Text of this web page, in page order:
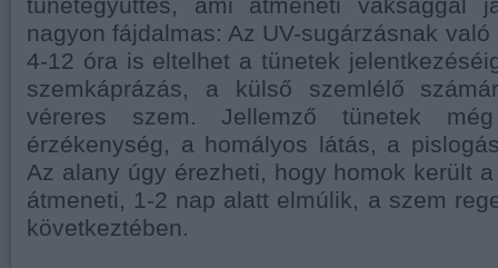
nagyon fájdalmas: Az UV-sugárzásnak
4-12 óra is eltelhet a tünetek
szemkáprázás, a külső szemlélő
véreres szem. Jellemző tünetek
érzékenység, a homályos látás, a
Az alany úgy érezheti, hogy homok került
átmeneti, 1-2 nap alatt elmúlik, a szem
következtében.